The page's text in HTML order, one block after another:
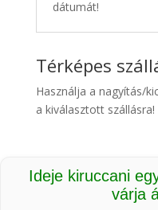
dátumát!
Térképes
Használja a nagyítás/
a kiválasztott szállásra!
Ideje kiruccani
várja